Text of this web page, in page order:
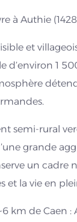
à Authie
et
d’environ 1
semi-rural
grande
un cadre
et la vie en
km de Caen